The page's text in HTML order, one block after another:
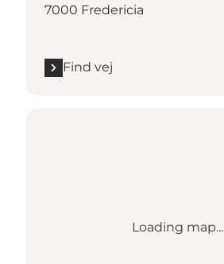
7000 Fredericia
Find vej
Loading map...